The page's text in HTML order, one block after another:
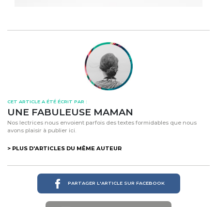
CET ARTICLE A ÉTÉ ÉCRIT PAR :
UNE FABULEUSE MAMAN
Nos lectrices nous envoient parfois des textes formidables que nous
avons plaisir à publier ici.
> PLUS D'ARTICLES DU MÊME AUTEUR
PARTAGER L'ARTICLE SUR FACEBOOK